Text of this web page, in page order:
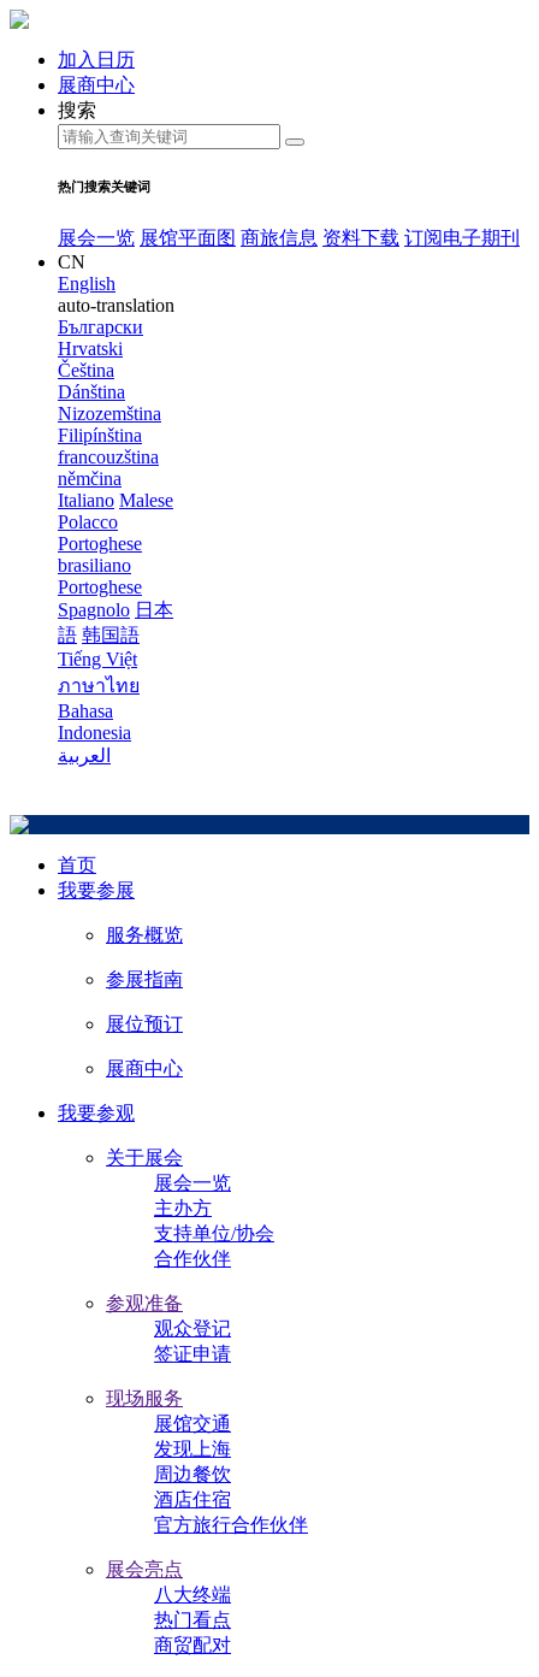
加入日历
展商中心
搜索
热门搜索关键词
展会一览 展馆平面图 商旅信息 资料下载 订阅电子期刊
CN
English
auto-translation
Български
Hrvatski
Čeština
Dánština
Nizozemština
Filipínština
francouzština
němčina
Italiano Malese
Polacco
Portoghese
brasiliano
Portoghese
Spagnolo 日本
語 韩国語
Tiếng Việt
ภาษาไทย
Bahasa
Indonesia
العربية
首页
我要参展
服务概览
参展指南
展位预订
展商中心
我要参观
关于展会
展会一览
主办方
支持单位/协会
合作伙伴
参观准备
观众登记
签证申请
现场服务
展馆交通
发现上海
周边餐饮
酒店住宿
官方旅行合作伙伴
展会亮点
八大终端
热门看点
商贸配对